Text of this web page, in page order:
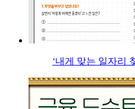
‘내게 맞는 일자리